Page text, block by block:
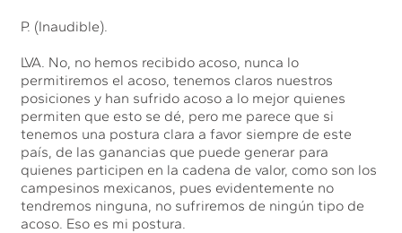
P. (Inaudible).
LVA. No, no hemos recibido acoso, nunca lo
permitiremos el acoso, tenemos claros nuestros
posiciones y han sufrido acoso a lo mejor quienes
permiten que esto se dé, pero me parece que si
tenemos una postura clara a favor siempre de este
país, de las ganancias que puede generar para
quienes participen en la cadena de valor, como son los
campesinos mexicanos, pues evidentemente no
tendremos ninguna, no sufriremos de ningún tipo de
acoso. Eso es mi postura.